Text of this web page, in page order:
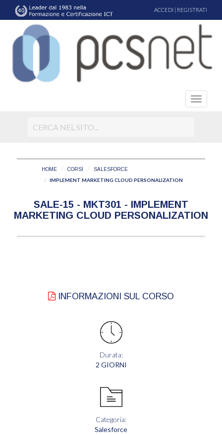
ACCEDI | REGISTRATI
HOME CORSI SALESFORCE
IMPLEMENT MARKETING CLOUD PERSONALIZATION
SALE-15 - MKT301 - IMPLEMENT
MARKETING CLOUD PERSONALIZATION
INFORMAZIONI SUL CORSO
Durata:
2 GIORNI
Categoria:
Salesforce